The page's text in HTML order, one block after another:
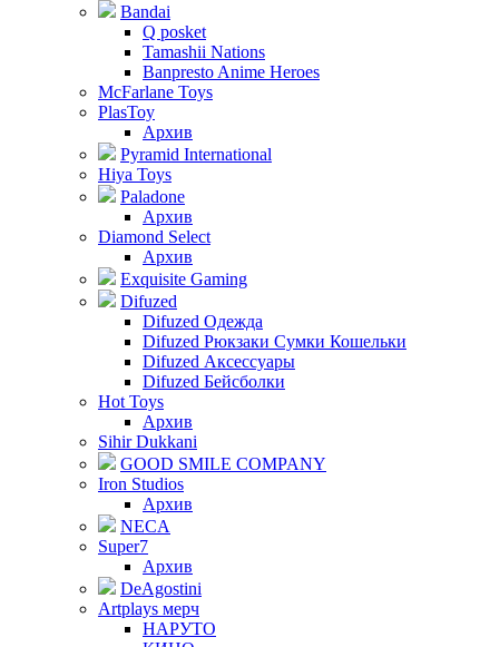
Bandai
Q posket
Tamashii Nations
Banpresto Anime Heroes
McFarlane Toys
PlasToy
Архив
Pyramid International
Hiya Toys
Paladone
Архив
Diamond Select
Архив
Exquisite Gaming
Difuzed
Difuzed Одежда
Difuzed Рюкзаки Сумки Кошельки
Difuzed Аксессуары
Difuzed Бейсболки
Hot Toys
Архив
Sihir Dukkani
GOOD SMILE COMPANY
Iron Studios
Архив
NECA
Super7
Архив
DeAgostini
Artplays мерч
НАРУТО